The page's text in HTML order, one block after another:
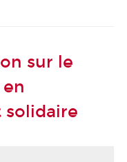
sur le
solidaire